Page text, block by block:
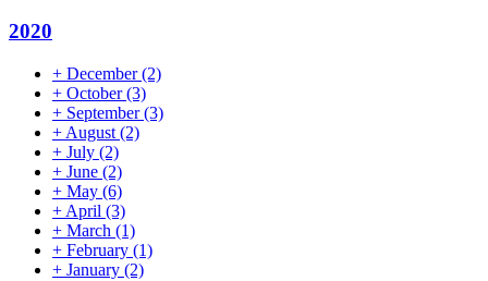
2020
+ December(2)
+ October(3)
+ September(3)
+ August (2)
+ July (2)
+ June (2)
+ May (6)
+ April (3)
+ March (1)
+ February (1)
+ January (2)